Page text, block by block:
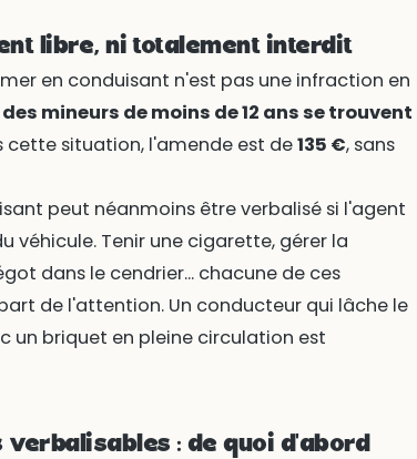
libre, ni totalement interdit
en conduisant n'est pas une infraction en
mineurs de moins de 12 ans se trouvent
cette situation, l'amende est de135 €, sans
peut néanmoins être verbalisé si l'agent
Tenir une cigarette, gérer la
dans le cendrier... chacune de ces
de l'attention. Un conducteur qui lâche le
un briquet en pleine circulation est
: de quoi d'abord